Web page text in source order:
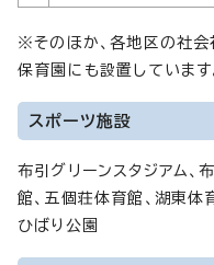
※そのほか、各地区の社会
保育園にも設置しています
スポーツ施設
布引グリーンスタジアム、
館、五個荘体育館、湖東体
ひばり公園